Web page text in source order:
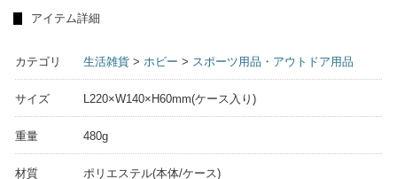
アイテム詳細
カテゴリ 生活雑貨 > ホビー > スポーツ用品・アウトドア用品
サイズ L220×W140×H60mm(ケース入り)
重量 480g
材質
ポリエステル(本体/ケース)